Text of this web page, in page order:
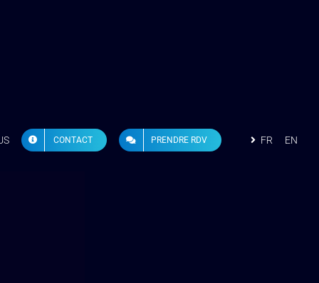
CONTACT PRENDRE RDV FR EN